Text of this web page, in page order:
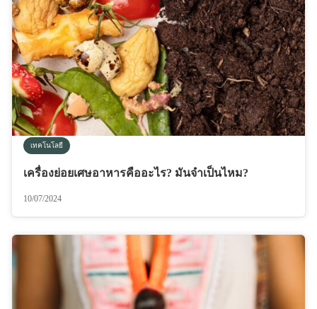
เทคโนโลยี
เครื่องย่อยเศษอาหารคืออะไร? มันจำเป็นไหม?
10/07/2024